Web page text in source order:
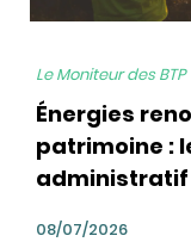
Le Moniteur des BTP
Énergies
patrimoine :
administratif
08/07/2026